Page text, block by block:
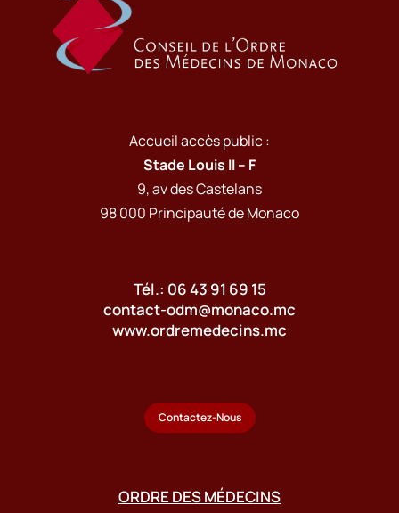
Accueil accès public :
Stade Louis II – F
9, av des Castelans
98 000 Principauté de Monaco
Tél.: 06 43 91 69 15
contact-odm@monaco.mc
www.ordremedecins.mc
Contactez-Nous
ORDRE DES MÉDECINS